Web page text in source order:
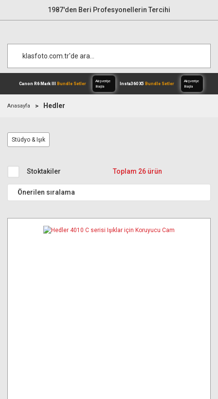
1987'den Beri Profesyonellerin Tercihi
Canon R6 Mark III
Anasayfa Hedler
Stüdyo & Işık
Stoktakiler Toplam 26 ürün